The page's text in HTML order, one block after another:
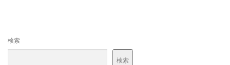
検索
検索